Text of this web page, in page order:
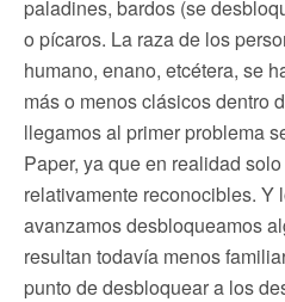
paladines, bardos (se
o pícaros. La raza de los
humano, enano, etcétera, se
más o menos clásicos dentro
llegamos al primer problema
Paper, ya que en realidad
relativamente reconocibles. Y
avanzamos desbloqueamos
resultan todavía menos
punto de desbloquear a los